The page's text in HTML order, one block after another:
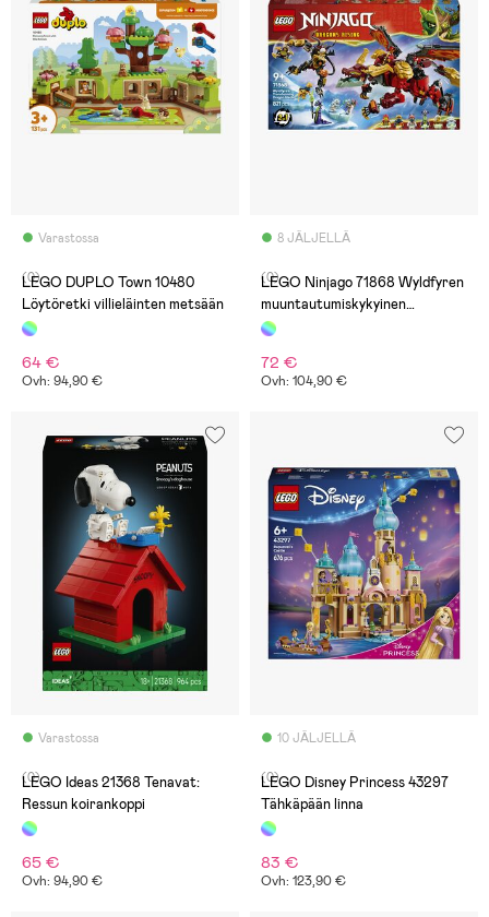
Varastossa
(0)
LEGO DUPLO Town 10480
Löytöretki villieläinten metsään
64 €
Ovh: 94,90 €
8 JÄLJELLÄ
(0)
LEGO Ninjago 71868 Wyldfyren
muuntautumiskykyinen
lohikäärmerobotti
72 €
Ovh: 104,90 €
Varastossa
(0)
LEGO Ideas 21368 Tenavat:
Ressun koirankoppi
65 €
Ovh: 94,90 €
10 JÄLJELLÄ
(0)
LEGO Disney Princess 43297
Tähkäpään linna
83 €
Ovh: 123,90 €